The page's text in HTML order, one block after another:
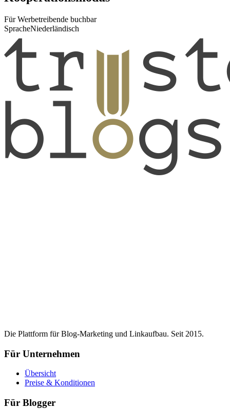
Für Werbetreibende buchbar
SpracheNiederländisch
Die Plattform für Blog-Marketing und Linkaufbau. Seit 2015.
Für Unternehmen
Übersicht
Preise & Konditionen
Für Blogger